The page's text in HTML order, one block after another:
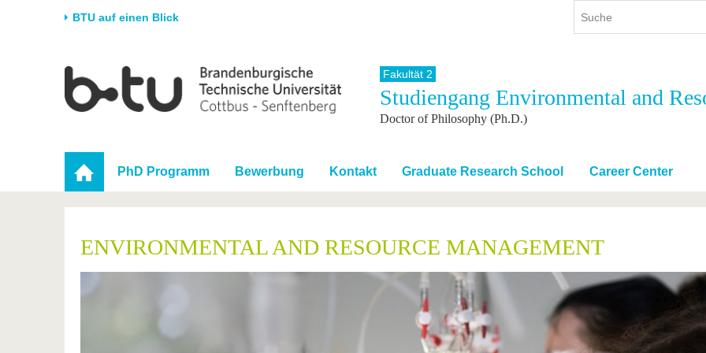
BTU auf einen Blick
Universität
Karriere & Engagement
Partnerschaften &
Strukturwandel
Forschung
Förderung
Wissenschaftlicher
Nachwuchs
Studium
Studienangebot
Im Studium
Nach dem Studium
International
Internationales Profil
Mit der BTU ins Ausland
Für internationale
Studierende
Weiterbildung
Fakultät 2
Studiengang Environmental and
Doctor of Philosophy (Ph.D.)
PhD Programm Bewerbung Kontakt Graduate Research School Career Center
ENVIRONMENTAL AND RESOURCE MANAGEMENT